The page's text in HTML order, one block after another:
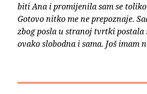
biti Ana i promijenila sam se
Gotovo nitko me ne prepoznaje.
zbog posla u stranoj tvrtki postala
ovako slobodna i sama. Još imam